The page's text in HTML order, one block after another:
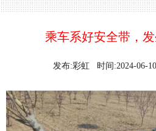
乘车系好安全带，
发布:彩虹 时间:2024-06-